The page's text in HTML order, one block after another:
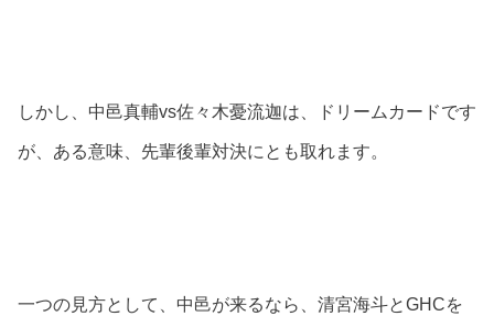
しかし、中邑真輔vs佐々木憂流迦は、ドリームカードです
が、ある意味、先輩後輩対決にとも取れます。
一つの見方として、中邑が来るなら、清宮海斗とGHCを